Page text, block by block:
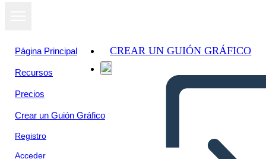
Página Principal
Recursos
Precios
Crear un Guión Gráfico
Registro
Acceder
CREAR UN GUIÓN GRÁFICO